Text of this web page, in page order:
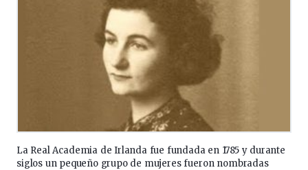
La Real Academia de Irlanda fue fundada en 1785 y durante
siglos un pequeño grupo de mujeres fueron nombradas